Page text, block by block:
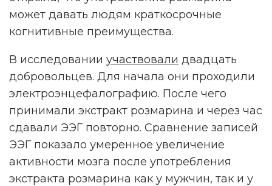
может давать людям краткосрочные
когнитивные преимущества.
В исследовании участвовали двадцать
добровольцев. Для начала они проходили
электроэнцефалографию. После чего
принимали экстракт розмарина и через час
сдавали ЭЭГ повторно. Сравнение записей
ЭЭГ показало умеренное увеличение
активности мозга после употребления
экстракта розмарина как у мужчин, так и у